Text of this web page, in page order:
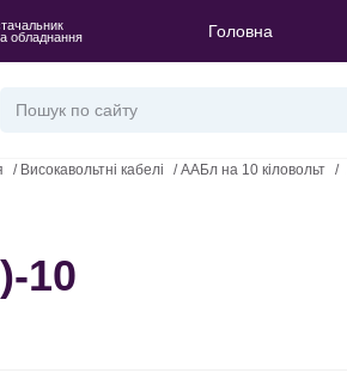
обладнання
Головна
/ Високавольтні кабелі /ААБл на 10 кіловольт /
10